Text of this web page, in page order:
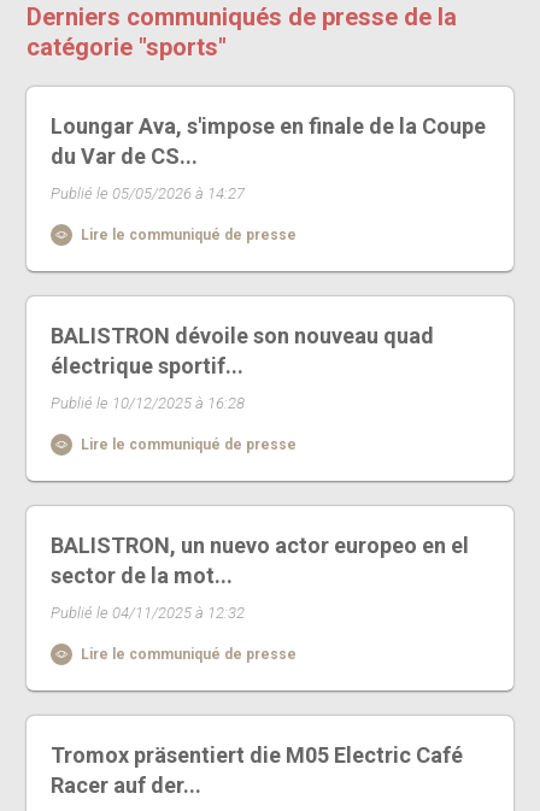
Derniers communiqués de presse de la
catégorie "sports"
Loungar Ava, s'impose en finale de la Coupe
du Var de CS...
Publié le 05/05/2026 à 14:27
Lire le communiqué de presse
BALISTRON dévoile son nouveau quad
électrique sportif...
Publié le 10/12/2025 à 16:28
Lire le communiqué de presse
BALISTRON, un nuevo actor europeo en el
sector de la mot...
Publié le 04/11/2025 à 12:32
Lire le communiqué de presse
Tromox präsentiert die M05 Electric Café
Racer auf der...